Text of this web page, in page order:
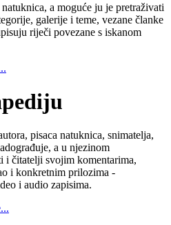
a moguće ju je pretraživati
galerije i teme, vezane članke
riječi povezane s iskanom
pisaca natuknica, snimatelja,
a u njezinom
i čitatelji svojim komentarima,
i konkretnim prilozima -
i audio zapisima.